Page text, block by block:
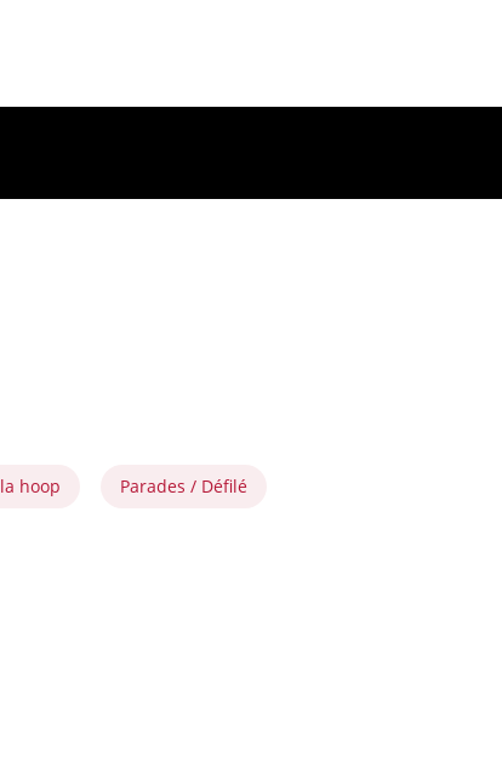
hoop Parades / Défilé